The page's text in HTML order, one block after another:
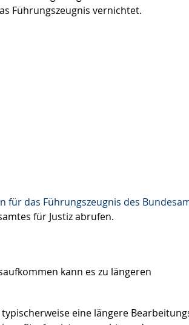
Führungszeugnis vernichtet.
für das Führungszeugnis des
für Justiz abrufen.
kann es zu längeren
eine längere